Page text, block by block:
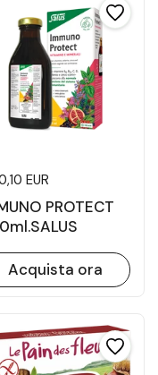
di listino
EUR
PROTECT
Acquista ora